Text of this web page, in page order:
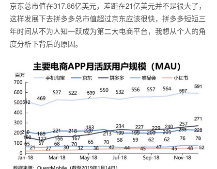
京东总市值在317.86亿美元，差距在21亿美元并不是很大了，
这样发展下去拼多多总市值超过京东应该很快，拼多多短短三
年时间从不为人知一跃成为第二大电商平台，我想从个人的角
度分析下背后的原因。